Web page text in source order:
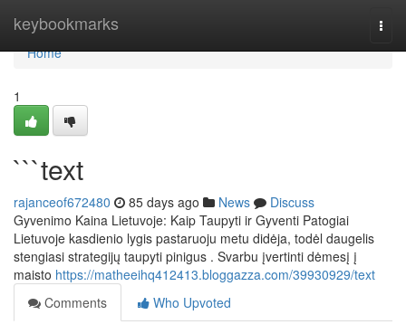
keybookmarks
Home
Home
1
```text
rajanceof672480 85 days ago News
Discuss
Gyvenimo Kaina Lietuvoje: Kaip Taupyti ir Gyventi Patogiai
Lietuvoje kasdienio lygis pastaruoju metu didėja, todėl daugelis
stengiasi strategijų taupyti pinigus . Svarbu įvertinti dėmesį į
maisto https://matheeihq412413.bloggazza.com/39930929/text
Comments
Who Upvoted